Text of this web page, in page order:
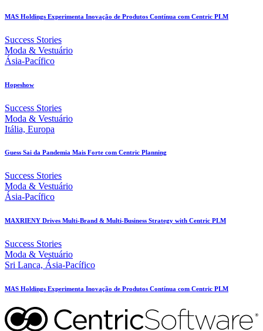
MAS Holdings Experimenta Inovação de Produtos Contínua com Centric PLM
Success Stories
Moda & Vestuário
Ásia-Pacífico
Hopeshow
Success Stories
Moda & Vestuário
Itália, Europa
Guess Sai da Pandemia Mais Forte com Centric Planning
Success Stories
Moda & Vestuário
Ásia-Pacífico
MAXRIENY Drives Multi-Brand & Multi-Business Strategy with Centric PLM
Success Stories
Moda & Vestuário
Sri Lanca, Ásia-Pacífico
MAS Holdings Experimenta Inovação de Produtos Contínua com Centric PLM